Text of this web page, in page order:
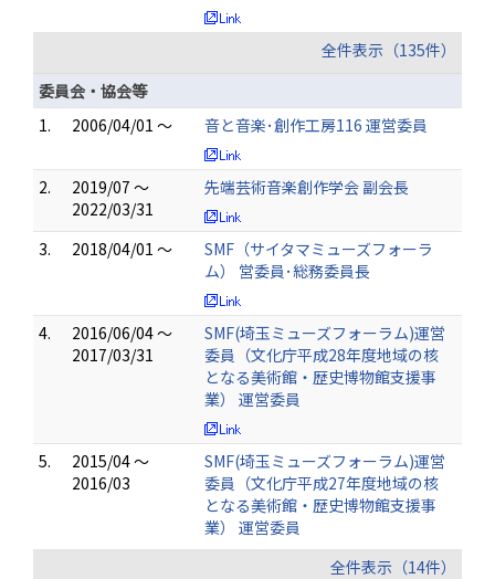
全件表示（135件）
委員会・協会等
1.
2006/04/01 ～ 音と音楽･創作工房116 運営委員
2.
2019/07 ～
2022/03/31
先端芸術音楽創作学会 副会長
3. 2018/04/01 ～
SMF（サイタマミューズフォーラ
ム） 営委員･総務委員長
4.
2016/06/04 ～
2017/03/31
SMF(埼玉ミューズフォーラム)運営
委員（文化庁平成28年度地域の核
となる美術館・歴史博物館支援事
業） 運営委員
5.
2015/04 ～
2016/03
SMF(埼玉ミューズフォーラム)運営
委員（文化庁平成27年度地域の核
となる美術館・歴史博物館支援事
業） 運営委員
全件表示（14件）